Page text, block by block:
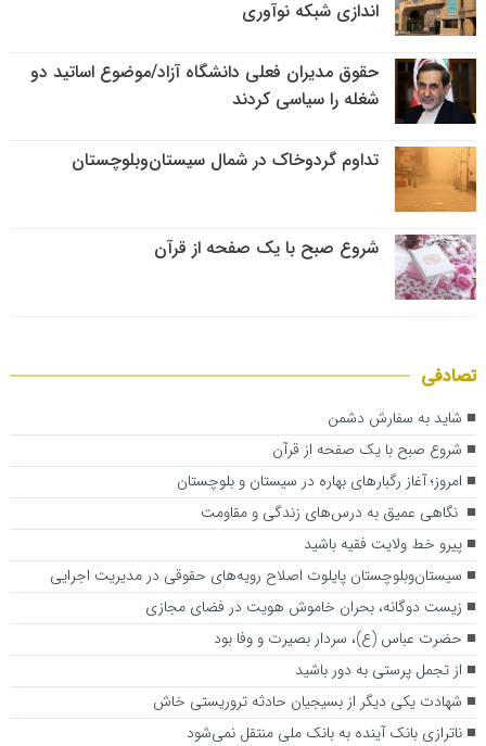
اندازی شبکه نوآوری
حقوق مدیران فعلی دانشگاه آزاد/موضوع اساتید دو
شغله را سیاسی کردند
تداوم گردوخاک در شمال سیستان‌وبلوچستان
شروع صبح با یک صفحه از قرآن
تصادفی
شاید به سفارش دشمن
شروع صبح با یک صفحه از قرآن
امروز؛ آغاز رگبارهای بهاره در سیستان و بلوچستان
نگاهی عمیق به درس‌های زندگی و مقاومت
پیرو خط ولایت فقیه باشید
سیستان‌وبلوچستان پایلوت اصلاح رویه‌های حقوقی در مدیریت اجرایی
زیست دوگانه، بحران خاموش هویت در فضای مجازی
حضرت عباس (ع)، سردار بصیرت و وفا بود
از تجمل پرستی به دور باشید
شهادت یکی دیگر از بسیجیان حادثه تروریستی خاش
ناترازی بانک آینده به بانک ملی منتقل نمی‌شود